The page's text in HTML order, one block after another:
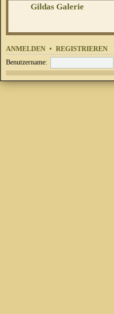
Gildas Galerie
ANMELDEN • REGISTRIEREN
Benutzername: